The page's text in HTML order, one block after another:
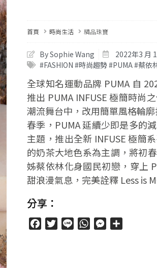
首頁 時尚生活 精品珠寶
By Sophie Wang
2022年3 月
#FASHION #時尚趨勢 #PUMA #蔡依
全球知名運動品牌 PUMA 自
推出 PUMA INFUSE 極簡時尚
潮流舞台中，改用簡單風格輪
春季，PUMA 延續少即是多的
主題，推出全新 INFUSE 極簡
的奶茶大地色系為主調，將初
姊蔡依林化身國民初戀，穿上
甜浪漫氣息，完美詮釋 Less is
分享：
FacebookTwitter
Line WhatsAppMessenger